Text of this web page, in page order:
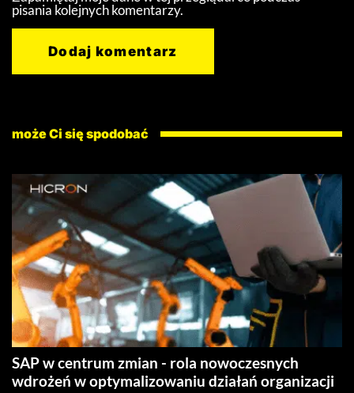
pisania kolejnych komentarzy.
może Ci się spodobać
SAP w centrum zmian - rola nowoczesnych
wdrożeń w optymalizowaniu działań organizacji